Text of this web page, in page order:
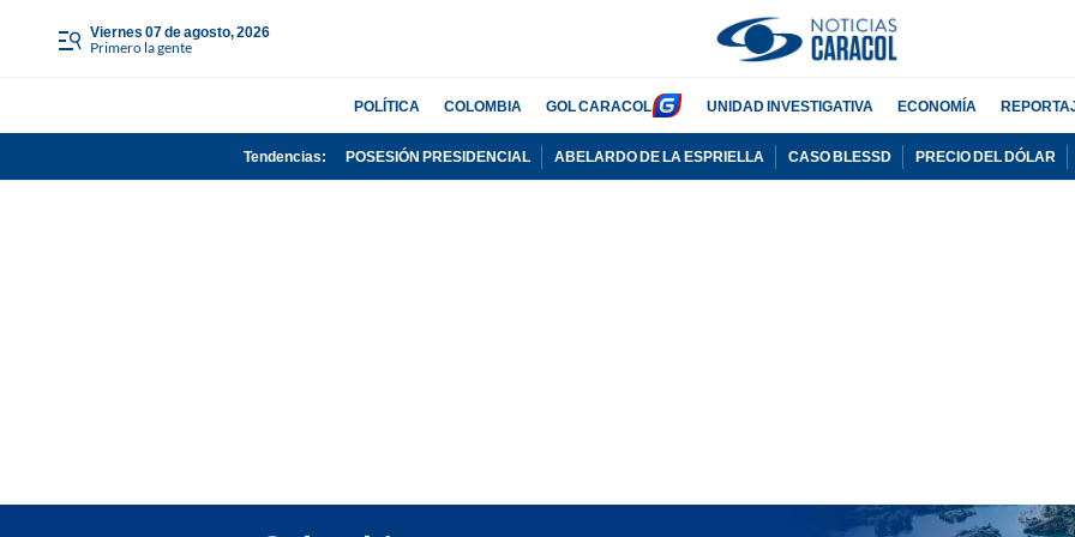
viernes 07 de agosto, 2026
Primero la gente
POLÍTICA COLOMBIA GOL CARACOL UNIDAD INVESTIGATIVA ECONOMÍA
Tendencias: POSESIÓN PRESIDENCIAL ABELARDO DE LA ESPRIELLA CASO BLESSD PRECIO DEL DÓLAR